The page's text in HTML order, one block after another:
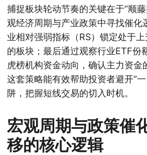
捕捉板块轮动节奏的关键在于“顺
观经济周期与产业政策中寻找催化
业相对强弱指标（RS）锁定处于
的板块；最后通过观察行业ETF份
虎榜机构资金动向，确认主力资金
这套策略能有效帮助投资者避开“
阱，把握短线交易的切入时机。
宏观周期与政策催
移的核心逻辑